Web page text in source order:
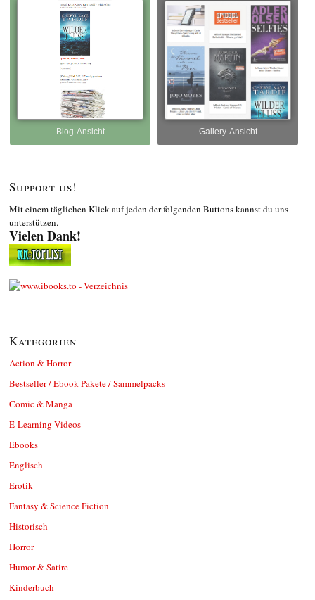
Blog-Ansicht Gallery-Ansicht
Support us!
Mit einem täglichen Klick auf jeden der folgenden Buttons kannst du uns
unterstützen.
Vielen Dank!
Kategorien
Action & Horror
Bestseller / Ebook-Pakete / Sammelpacks
Comic & Manga
E-Learning Videos
Ebooks
Englisch
Erotik
Fantasy & Science Fiction
Historisch
Horror
Humor & Satire
Kinderbuch